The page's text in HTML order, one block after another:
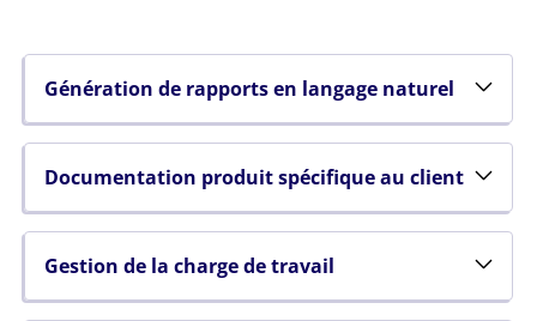
Génération de rapports en langage naturel
Documentation produit spécifique au client
Gestion de la charge de travail